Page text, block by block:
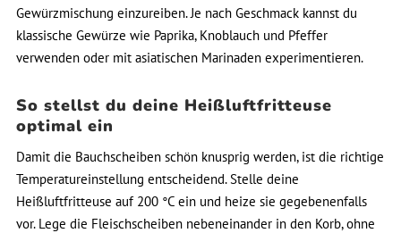
Gewürzmischung einzureiben. Je nach Geschmack kannst du
klassische Gewürze wie Paprika, Knoblauch und Pfeffer
verwenden oder mit asiatischen Marinaden experimentieren.
So stellst du deine Heißluftfritteuse
optimal ein
Damit die Bauchscheiben schön knusprig werden, ist die richtige
Temperatureinstellung entscheidend. Stelle deine
Heißluftfritteuse auf 200 °C ein und heize sie gegebenenfalls
vor. Lege die Fleischscheiben nebeneinander in den Korb, ohne